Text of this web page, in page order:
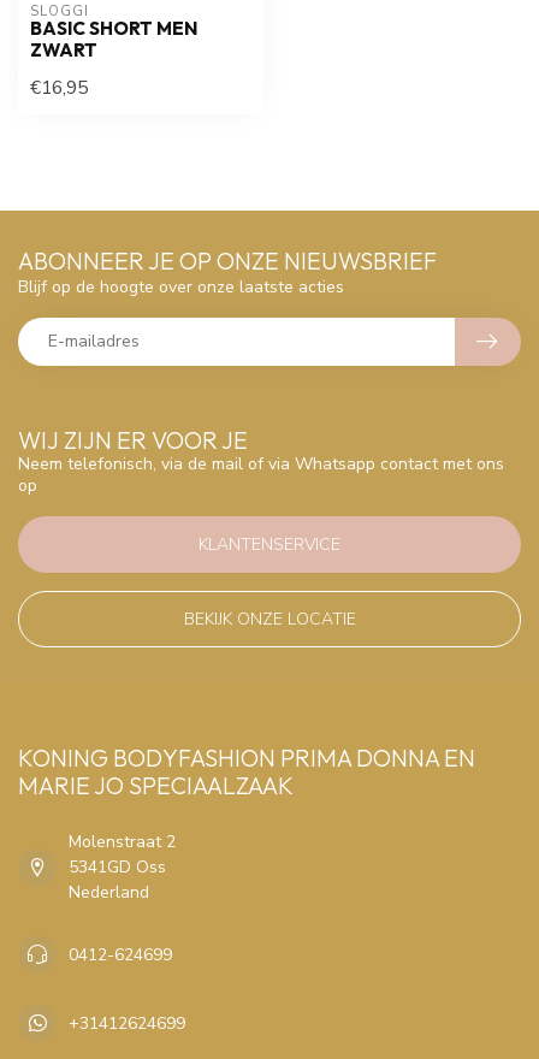
SLOGGI
BASIC SHORT MEN
ZWART
€16,95
WIJ ZIJN ER VOOR JE
Neem telefonisch, via de mail of via Whatsapp contact met ons
op
KLANTENSERVICE
BEKIJK ONZE LOCATIE
ABONNEER JE OP ONZE NIEUWSBRIEF
Blijf op de hoogte over onze laatste acties
KONING BODYFASHION PRIMA DONNA EN
MARIE JO SPECIAALZAAK
Molenstraat 2
5341GD Oss
Nederland
0412-624699
+31412624699